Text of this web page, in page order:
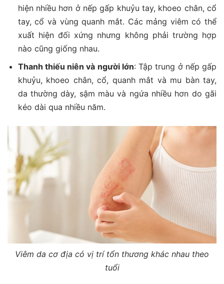
hiện nhiều hơn ở nếp gấp khuỷu tay, khoeo chân, cổ
tay, cổ và vùng quanh mắt. Các mảng viêm có thể
xuất hiện đối xứng nhưng không phải trường hợp
nào cũng giống nhau.
Thanh thiếu niên và người lớn: Tập trung ở nếp gấp
khuỷu, khoeo chân, cổ, quanh mắt và mu bàn tay,
da thường dày, sậm màu và ngứa nhiều hơn do gãi
kéo dài qua nhiều năm.
Viêm da cơ địa có vị trí tổn thương khác nhau theo
tuổi